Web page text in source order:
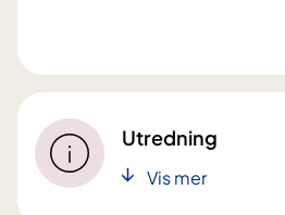
Utredning
Vis mer